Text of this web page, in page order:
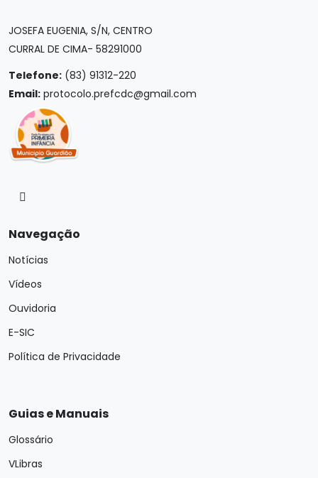
JOSEFA EUGENIA, S/N, CENTRO
CURRAL DE CIMA- 58291000
Telefone: (83) 91312-220
Email: protocolo.prefcdc@gmail.com
Navegação
Notícias
Vídeos
Ouvidoria
E-SIC
Política de Privacidade
Guias e Manuais
Glossário
VLibras